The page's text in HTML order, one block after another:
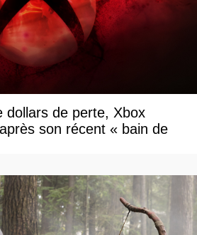
dollars de perte, Xbox
son récent « bain de